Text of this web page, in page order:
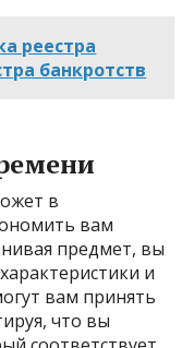
реестра
банкротств
в
вам
предмет, вы
и
вам принять
что вы